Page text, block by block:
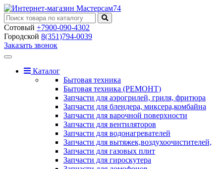
Сотовый +7900-090-4302
Городской 8(351)794-0039
Заказать звонок
Toggle
navigationКаталог
Бытовая техника
Бытовая техника (РЕМОНТ)
Запчасти для аэрогрилей, гриля, фритюра
Запчасти для блендера, миксера,комбайна
Запчасти для варочной поверхности
Запчасти для вентиляторов
Запчасти для водонагревателей
Запчасти для вытяжек,воздухоочистителей,
Запчасти для газовых плит
Запчасти для гироскутера